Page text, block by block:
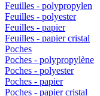
Feuilles - polypropylen
Feuilles - polyester
Feuilles - papier
Feuilles - papier cristal
Poches
Poches - polypropylène
Poches - polyester
Poches - papier
Poches - papier cristal